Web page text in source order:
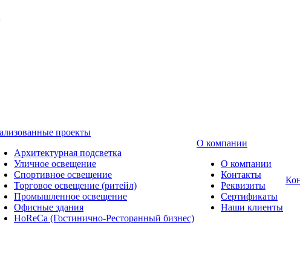
проекты
Архитектурная подсветка
Уличное освещение
Спортивное освещение
Торговое освещение (ритейл)
Промышленное освещение
Офисные здания
HoReCa (Гостинично-Ресторанный бизнес)
О компании
О компании
Контакты
Реквизиты
Сертификаты
Наши клиенты